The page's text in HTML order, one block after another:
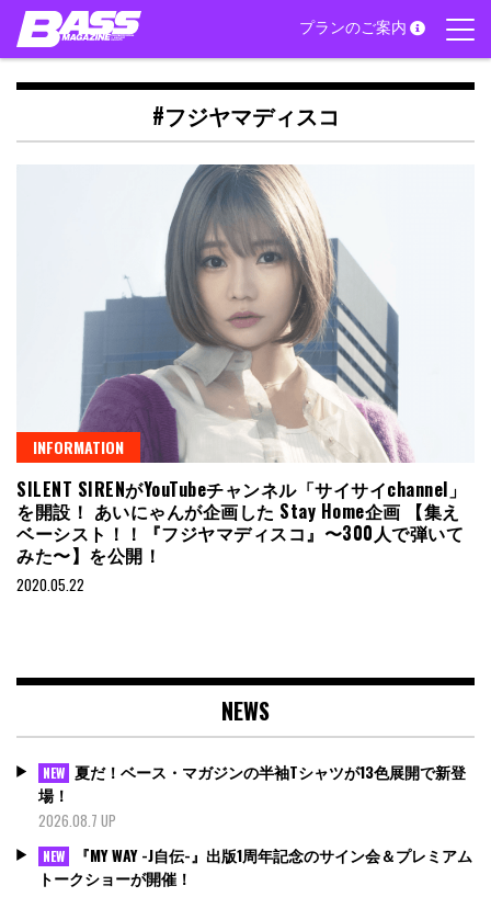
Skip
content
プランのご案内
#フジヤマディスコ
INFORMATION
SILENT SIRENがYouTubeチャンネル「サイサイchannel」
を開設！ あいにゃんが企画した Stay Home企画 【集え
ベーシスト！！『フジヤマディスコ』〜300人で弾いて
みた〜】を公開！
2020.05.22
NEWS
NEW 夏だ！ベース・マガジンの半袖Tシャツが13色展開で新登
場！
2026.08.7 UP
NEW
『MY WAY -J自伝-』出版1周年記念のサイン会＆プレミアム
トークショーが開催！